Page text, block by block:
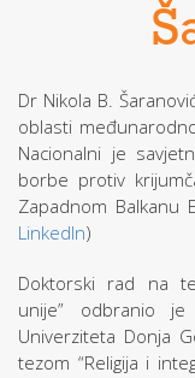
Dr Nikola B.
oblasti
Nacionalni je
borbe protiv
Zapadnom Balkanu
LinkedIn)
Doktorski rad na
unije” odbranio
Univerziteta Donja
tezom “Religija i